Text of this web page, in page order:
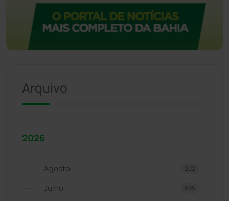
Arquivo
2026
Agosto 202
Julho 695